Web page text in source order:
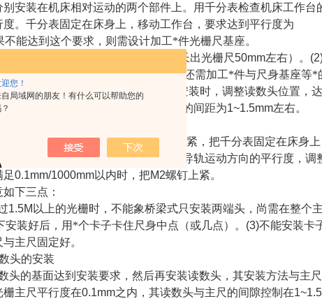
您！
局域网的朋友！有什么可以帮助您的
安装在机床相对运动的两个部件上。用千分表检查机床工作台
。千分表固定在床身上，移动工作台，要求达到平行度为
不能达到这个要求，则需设计加工*件光栅尺基座。
光栅尺尺身长度相等的基座（基座长出光栅尺50mm左右）。
平行度0.1mm/1000mm以内。另外，还需加工*件与尺身基座等*
基座总共误差不得大于±0.2mm
。安装时，调整读数头位置，
左右，读数头与光栅尺尺身之间的间距为1~1.5mm左右。
安装
床安装的工作台安装面上，但不要上紧，把千分表固定在床身
）。用千分表测量主尺平面与机床导轨运动方向的平行度，调
足0.1mm/1000mm以内时，把M2螺钉上紧。
下三点：
1.5M 以上的光栅时，不能象桥梁式只安装两端头，尚需在整个
安装好后，用*个卡子卡住尺身中点（或几点）。 (3)不能安装卡
主尺固定好。
头的安装
头的基面达到安装要求，然后再安装读数头，其安装方法与主
主尺平行度在0.1mm之内，其读数头与主尺的间隙控制在